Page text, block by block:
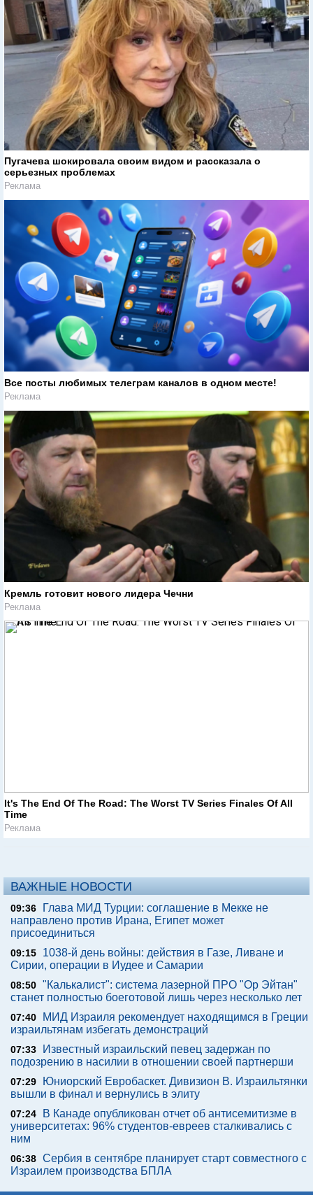
Пугачева шокировала своим видом и рассказала о
серьезных проблемах
Реклама
Все посты любимых телеграм каналов в одном месте!
Реклама
Кремль готовит нового лидера Чечни
Реклама
It's The End Of The Road: The Worst TV Series Finales Of All
Time
Реклама
ВАЖНЫЕ НОВОСТИ
09:36
Глава МИД Турции: соглашение в Мекке не
направлено против Ирана, Египет может
присоединиться
09:15
1038-й день войны: действия в Газе, Ливане и
Сирии, операции в Иудее и Самарии
08:50 "Калькалист": система лазерной ПРО "Ор Эйтан"
станет полностью боеготовой лишь через несколько лет
07:40
МИД Израиля рекомендует находящимся в Греции
израильтянам избегать демонстраций
07:33
Известный израильский певец задержан по
подозрению в насилии в отношении своей партнерши
07:29
Юниорский Евробаскет. Дивизион В. Израильтянки
вышли в финал и вернулись в элиту
07:24
В Канаде опубликован отчет об антисемитизме в
университетах: 96% студентов-евреев сталкивались с
ним
06:38 Сербия в сентябре планирует старт совместного с
Израилем производства БПЛА